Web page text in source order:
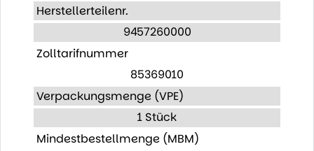
Herstellerteilenr.
9457260000
Zolltarifnummer
85369010
Verpackungsmenge (VPE)
1 Stück
Mindestbestellmenge (MBM)